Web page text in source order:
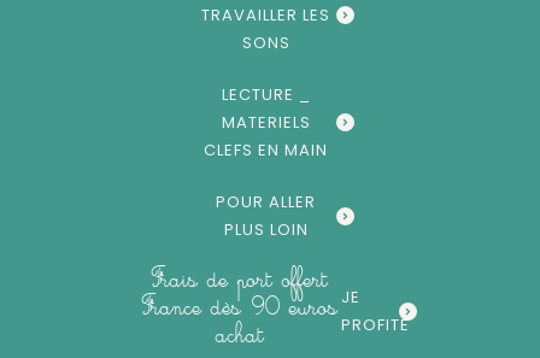
TRAVAILLER LES
SONS
LECTURE _
MATERIELS
CLEFS EN MAIN
POUR ALLER
PLUS LOIN
Frais de port offert
France dès 90 euros
achat
JE
PROFITE